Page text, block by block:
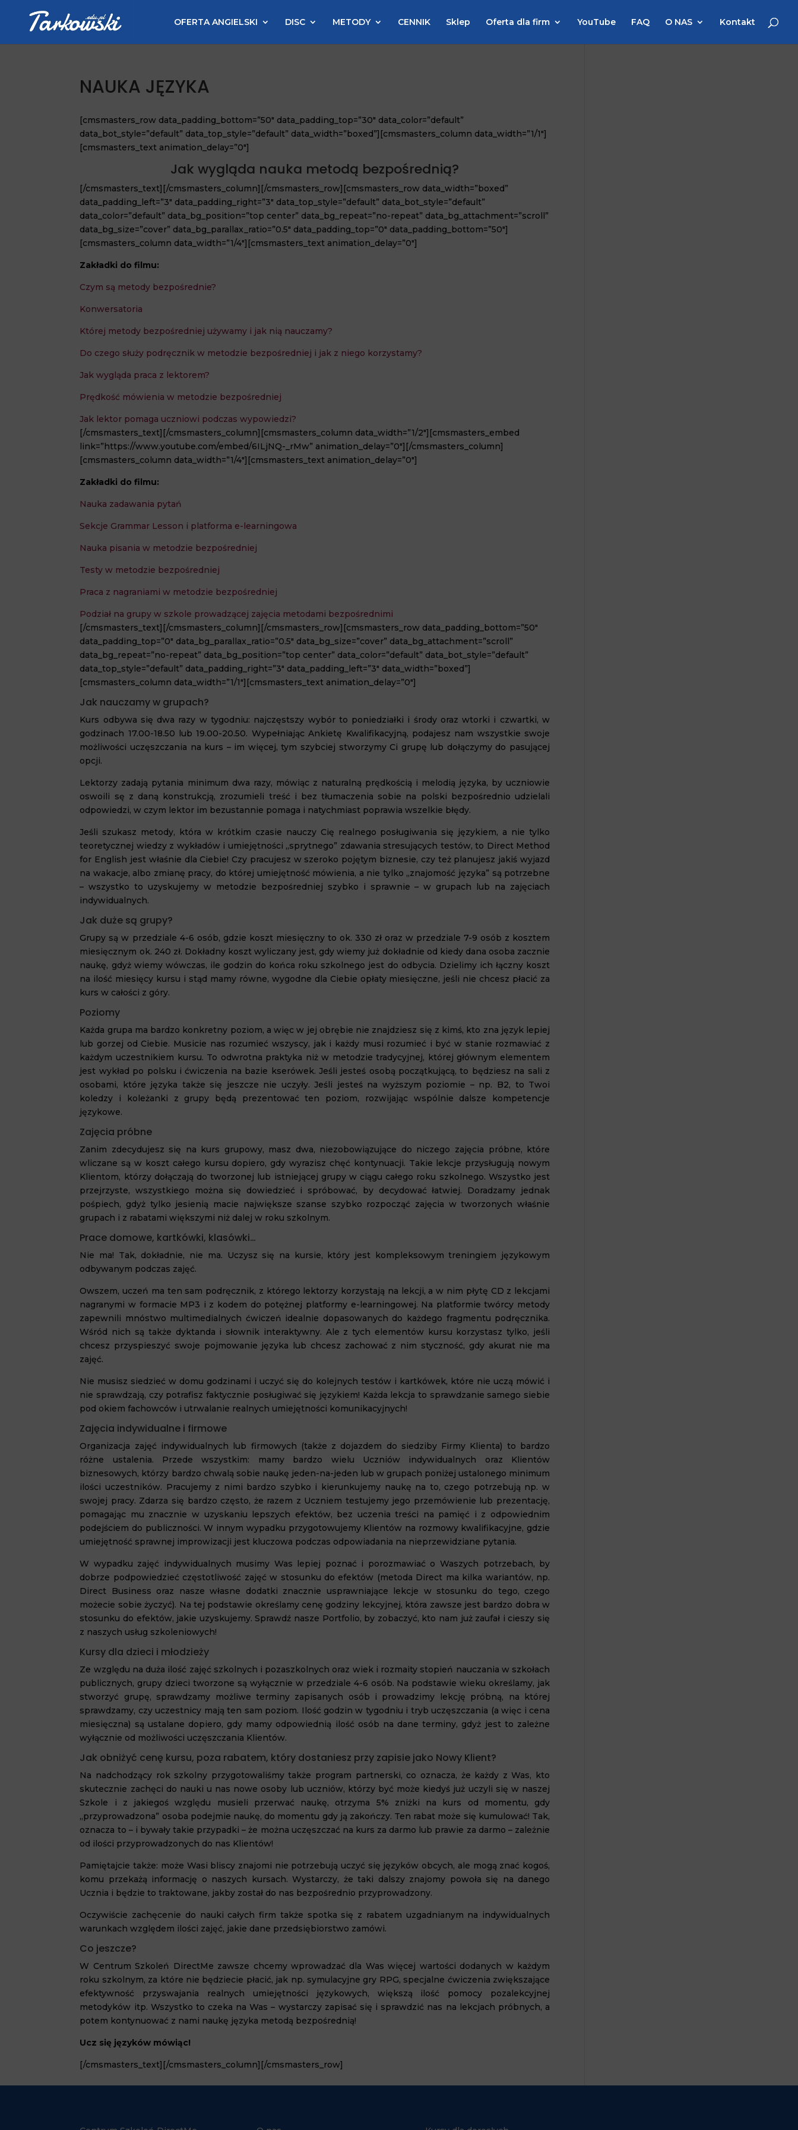
OFERTA ANGIELSKI DISC METODY CENNIK Sklep Oferta dla firm YouTube FAQ O NAS Kontakt
NAUKA JĘZYKA
[cmsmasters_row data_padding_bottom=”50″ data_padding_top=”30″ data_color=”default”
data_bot_style=”default” data_top_style=”default” data_width=”boxed”][cmsmasters_column data_width=”1/1″]
[cmsmasters_text animation_delay=”0″]
Jak wygląda nauka metodą bezpośrednią?
[/cmsmasters_text][/cmsmasters_column][/cmsmasters_row][cmsmasters_row data_width=”boxed”
data_padding_left=”3″ data_padding_right=”3″ data_top_style=”default” data_bot_style=”default”
data_color=”default” data_bg_position=”top center” data_bg_repeat=”no-repeat” data_bg_attachment=”scroll”
data_bg_size=”cover” data_bg_parallax_ratio=”0.5″ data_padding_top=”0″ data_padding_bottom=”50″]
[cmsmasters_column data_width=”1/4″][cmsmasters_text animation_delay=”0″]
Zakładki do filmu:
Czym są metody bezpośrednie?
Konwersatoria
Której metody bezpośredniej używamy i jak nią nauczamy?
Do czego służy podręcznik w metodzie bezpośredniej i jak z niego korzystamy?
Jak wygląda praca z lektorem?
Prędkość mówienia w metodzie bezpośredniej
Jak lektor pomaga uczniowi podczas wypowiedzi?
[/cmsmasters_text][/cmsmasters_column][cmsmasters_column data_width=”1/2″][cmsmasters_embed
link=”https://www.youtube.com/embed/6ILjNQ-_rMw” animation_delay=”0″][/cmsmasters_column]
[cmsmasters_column data_width=”1/4″][cmsmasters_text animation_delay=”0″]
Zakładki do filmu:
Nauka zadawania pytań
Sekcje Grammar Lesson i platforma e-learningowa
Nauka pisania w metodzie bezpośredniej
Testy w metodzie bezpośredniej
Praca z nagraniami w metodzie bezpośredniej
Podział na grupy w szkole prowadzącej zajęcia metodami bezpośrednimi
[/cmsmasters_text][/cmsmasters_column][/cmsmasters_row][cmsmasters_row data_padding_bottom=”50″
data_padding_top=”0″ data_bg_parallax_ratio=”0.5″ data_bg_size=”cover” data_bg_attachment=”scroll”
data_bg_repeat=”no-repeat” data_bg_position=”top center” data_color=”default” data_bot_style=”default”
data_top_style=”default” data_padding_right=”3″ data_padding_left=”3″ data_width=”boxed”]
[cmsmasters_column data_width=”1/1″][cmsmasters_text animation_delay=”0″]
Jak nauczamy w grupach?
Kurs odbywa się dwa razy w tygodniu: najczęstszy wybór to poniedziałki i środy oraz wtorki i czwartki, w
godzinach 17.00-18.50 lub 19.00-20.50. Wypełniając Ankietę Kwalifikacyjną, podajesz nam wszystkie swoje
możliwości uczęszczania na kurs – im więcej, tym szybciej stworzymy Ci grupę lub dołączymy do pasującej
opcji.
Lektorzy zadają pytania minimum dwa razy, mówiąc z naturalną prędkością i melodią języka, by uczniowie
oswoili sę z daną konstrukcją, zrozumieli treść i bez tłumaczenia sobie na polski bezpośrednio udzielali
odpowiedzi, w czym lektor im bezustannie pomaga i natychmiast poprawia wszelkie błędy.
Jeśli szukasz metody, która w krótkim czasie nauczy Cię realnego posługiwania się językiem, a nie tylko
teoretycznej wiedzy z wykładów i umiejętności „sprytnego” zdawania stresujących testów, to Direct Method
for English jest właśnie dla Ciebie! Czy pracujesz w szeroko pojętym biznesie, czy też planujesz jakiś wyjazd
na wakacje, albo zmianę pracy, do której umiejętność mówienia, a nie tylko „znajomość języka” są potrzebne
– wszystko to uzyskujemy w metodzie bezpośredniej szybko i sprawnie – w grupach lub na zajęciach
indywidualnych.
Jak duże są grupy?
Grupy są w przedziale 4-6 osób, gdzie koszt miesięczny to ok. 330 zł oraz w przedziale 7-9 osób z kosztem
miesięcznym ok. 240 zł. Dokładny koszt wyliczany jest, gdy wiemy już dokładnie od kiedy dana osoba zacznie
naukę, gdyż wiemy wówczas, ile godzin do końca roku szkolnego jest do odbycia. Dzielimy ich łączny koszt
na ilość miesięcy kursu i stąd mamy równe, wygodne dla Ciebie opłaty miesięczne, jeśli nie chcesz płacić za
kurs w całości z góry.
Poziomy
Każda grupa ma bardzo konkretny poziom, a więc w jej obrębie nie znajdziesz się z kimś, kto zna język lepiej
lub gorzej od Ciebie. Musicie nas rozumieć wszyscy, jak i każdy musi rozumieć i być w stanie rozmawiać z
każdym uczestnikiem kursu. To odwrotna praktyka niż w metodzie tradycyjnej, której głównym elementem
jest wykład po polsku i ćwiczenia na bazie kserówek. Jeśli jesteś osobą początkującą, to będziesz na sali z
osobami, które języka także się jeszcze nie uczyły. Jeśli jesteś na wyższym poziomie – np. B2, to Twoi
koledzy i koleżanki z grupy będą prezentować ten poziom, rozwijając wspólnie dalsze kompetencje
językowe.
Zajęcia próbne
Zanim zdecydujesz się na kurs grupowy, masz dwa, niezobowiązujące do niczego zajęcia próbne, które
wliczane są w koszt całego kursu dopiero, gdy wyrazisz chęć kontynuacji. Takie lekcje przysługują nowym
Klientom, którzy dołączają do tworzonej lub istniejącej grupy w ciągu całego roku szkolnego. Wszystko jest
przejrzyste, wszystkiego można się dowiedzieć i spróbować, by decydować łatwiej. Doradzamy jednak
pośpiech, gdyż tylko jesienią macie największe szanse szybko rozpocząć zajęcia w tworzonych właśnie
grupach i z rabatami większymi niż dalej w roku szkolnym.
Prace domowe, kartkówki, klasówki…
Nie ma! Tak, dokładnie, nie ma. Uczysz się na kursie, który jest kompleksowym treningiem językowym
odbywanym podczas zajęć.
Owszem, uczeń ma ten sam podręcznik, z którego lektorzy korzystają na lekcji, a w nim płytę CD z lekcjami
nagranymi w formacie MP3 i z kodem do potężnej platformy e-learningowej. Na platformie twórcy metody
zapewnili mnóstwo multimedialnych ćwiczeń idealnie dopasowanych do każdego fragmentu podręcznika.
Wśród nich są także dyktanda i słownik interaktywny. Ale z tych elementów kursu korzystasz tylko, jeśli
chcesz przyspieszyć swoje pojmowanie języka lub chcesz zachować z nim styczność, gdy akurat nie ma
zajęć.
Nie musisz siedzieć w domu godzinami i uczyć się do kolejnych testów i kartkówek, które nie uczą mówić i
nie sprawdzają, czy potrafisz faktycznie posługiwać się językiem! Każda lekcja to sprawdzanie samego siebie
pod okiem fachowców i utrwalanie realnych umiejętności komunikacyjnych!
Zajęcia indywidualne i firmowe
Organizacja zajęć indywidualnych lub firmowych (także z dojazdem do siedziby Firmy Klienta) to bardzo
różne ustalenia. Przede wszystkim: mamy bardzo wielu Uczniów indywidualnych oraz Klientów
biznesowych, którzy bardzo chwalą sobie naukę jeden-na-jeden lub w grupach poniżej ustalonego minimum
ilości uczestników. Pracujemy z nimi bardzo szybko i kierunkujemy naukę na to, czego potrzebują np. w
swojej pracy. Zdarza się bardzo często, że razem z Uczniem testujemy jego przemówienie lub prezentację,
pomagając mu znacznie w uzyskaniu lepszych efektów, bez uczenia treści na pamięć i z odpowiednim
podejściem do publiczności. W innym wypadku przygotowujemy Klientów na rozmowy kwalifikacyjne, gdzie
umiejętność sprawnej improwizacji jest kluczowa podczas odpowiadania na nieprzewidziane pytania.
W wypadku zajęć indywidualnych musimy Was lepiej poznać i porozmawiać o Waszych potrzebach, by
dobrze podpowiedzieć częstotliwość zajęć w stosunku do efektów (metoda Direct ma kilka wariantów, np.
Direct Business oraz nasze własne dodatki znacznie usprawniające lekcje w stosunku do tego, czego
możecie sobie życzyć). Na tej podstawie określamy cenę godziny lekcyjnej, która zawsze jest bardzo dobra w
stosunku do efektów, jakie uzyskujemy. Sprawdź nasze Portfolio, by zobaczyć, kto nam już zaufał i cieszy się
z naszych usług szkoleniowych!
Kursy dla dzieci i młodzieży
Ze względu na duża ilość zajęć szkolnych i pozaszkolnych oraz wiek i rozmaity stopień nauczania w szkołach
publicznych, grupy dzieci tworzone są wyłącznie w przedziale 4-6 osób. Na podstawie wieku określamy, jak
stworzyć grupę, sprawdzamy możliwe terminy zapisanych osób i prowadzimy lekcję próbną, na której
sprawdzamy, czy uczestnicy mają ten sam poziom. Ilość godzin w tygodniu i tryb uczęszczania (a więc i cena
miesięczna) są ustalane dopiero, gdy mamy odpowiednią ilość osób na dane terminy, gdyż jest to zależne
wyłącznie od możliwości uczęszczania Klientów.
Jak obniżyć cenę kursu, poza rabatem, który dostaniesz przy zapisie jako Nowy Klient?
Na nadchodzący rok szkolny przygotowaliśmy także program partnerski, co oznacza, że każdy z Was, kto
skutecznie zachęci do nauki u nas nowe osoby lub uczniów, którzy być może kiedyś już uczyli się w naszej
Szkole i z jakiegoś względu musieli przerwać naukę, otrzyma 5% zniżki na kurs od momentu, gdy
„przyprowadzona” osoba podejmie naukę, do momentu gdy ją zakończy. Ten rabat może się kumulować! Tak,
oznacza to – i bywały takie przypadki – że można uczęszczać na kurs za darmo lub prawie za darmo – zależnie
od ilości przyprowadzonych do nas Klientów!
Pamiętajcie także: może Wasi bliscy znajomi nie potrzebują uczyć się języków obcych, ale mogą znać kogoś,
komu przekażą informację o naszych kursach. Wystarczy, że taki dalszy znajomy powoła się na danego
Ucznia i będzie to traktowane, jakby został do nas bezpośrednio przyprowadzony.
Oczywiście zachęcenie do nauki całych firm także spotka się z rabatem uzgadnianym na indywidualnych
warunkach względem ilości zajęć, jakie dane przedsiębiorstwo zamówi.
Co jeszcze?
W Centrum Szkoleń DirectMe zawsze chcemy wprowadzać dla Was więcej wartości dodanych w każdym
roku szkolnym, za które nie będziecie płacić, jak np. symulacyjne gry RPG, specjalne ćwiczenia zwiększające
efektywność przyswajania realnych umiejętności językowych, większą ilość pomocy pozalekcyjnej
metodyków itp. Wszystko to czeka na Was – wystarczy zapisać się i sprawdzić nas na lekcjach próbnych, a
potem kontynuować z nami naukę języka metodą bezpośrednią!
Ucz się języków mówiąc!
[/cmsmasters_text][/cmsmasters_column][/cmsmasters_row]